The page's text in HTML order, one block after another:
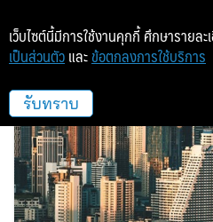
โนเบิล ดิเวลลอปเมนท์
เว็บไซต์นี้มีการใช้งานคุกกี้ ศึกษารายละ
เป็นส่วนตัว และ ข้อตกลงการใช้บริการ
รับทราบ